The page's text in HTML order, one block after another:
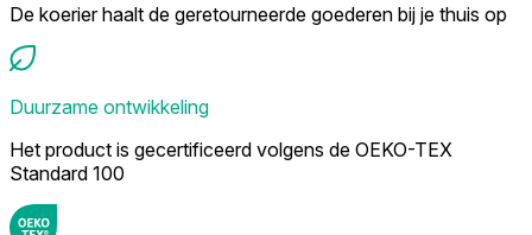
De koerier haalt de geretourneerde goederen bij je thuis op
Duurzame ontwikkeling
Het product is gecertificeerd volgens de OEKO-TEX
Standard 100